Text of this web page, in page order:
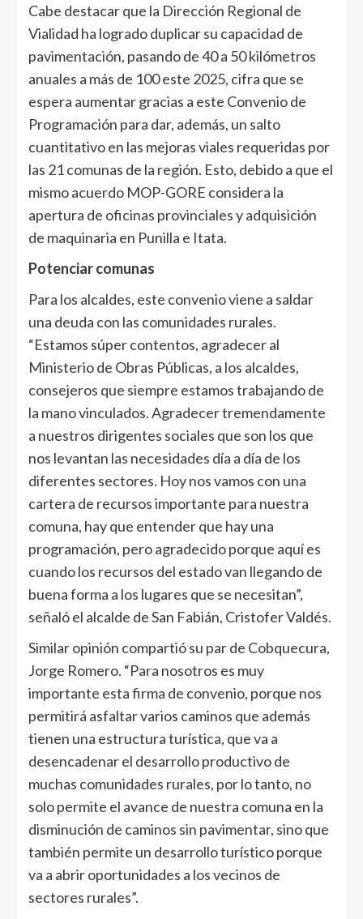
Cabe destacar que la Dirección Regional de
Vialidad ha logrado duplicar su capacidad de
pavimentación, pasando de 40 a 50 kilómetros
anuales a más de 100 este 2025, cifra que se
espera aumentar gracias a este Convenio de
Programación para dar, además, un salto
cuantitativo en las mejoras viales requeridas por
las 21 comunas de la región. Esto, debido a que el
mismo acuerdo MOP-GORE considera la
apertura de oficinas provinciales y adquisición
de maquinaria en Punilla e Itata.
Potenciar comunas
Para los alcaldes, este convenio viene a saldar
una deuda con las comunidades rurales.
“Estamos súper contentos, agradecer al
Ministerio de Obras Públicas, a los alcaldes,
consejeros que siempre estamos trabajando de
la mano vinculados. Agradecer tremendamente
a nuestros dirigentes sociales que son los que
nos levantan las necesidades día a día de los
diferentes sectores. Hoy nos vamos con una
cartera de recursos importante para nuestra
comuna, hay que entender que hay una
programación, pero agradecido porque aquí es
cuando los recursos del estado van llegando de
buena forma a los lugares que se necesitan”,
señaló el alcalde de San Fabián, Cristofer Valdés.
Similar opinión compartió su par de Cobquecura,
Jorge Romero. “Para nosotros es muy
importante esta firma de convenio, porque nos
permitirá asfaltar varios caminos que además
tienen una estructura turística, que va a
desencadenar el desarrollo productivo de
muchas comunidades rurales, por lo tanto, no
solo permite el avance de nuestra comuna en la
disminución de caminos sin pavimentar, sino que
también permite un desarrollo turístico porque
va a abrir oportunidades a los vecinos de
sectores rurales”.